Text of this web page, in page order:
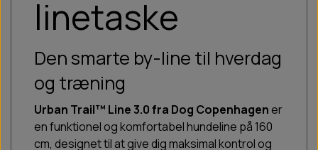
linetaske
Den smarte by-line til hverdag
og træning
Urban Trail™ Line 3.0 fra Dog Copenhagener
en funktionel og komfortabel hundeline på 160
cm, designet til at give dig maksimal kontrol og